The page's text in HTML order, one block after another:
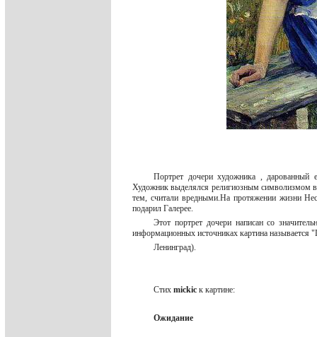
Портрет дочери художника , дарованный
Художник выделялся религиозным символизмом в
тем, считали вредными.На протяжении жизни
подарил Галерее.
Этот портрет дочери написан со
информационных источниках картина
Ленинград).
Стих mickic к картине:
Ожидание